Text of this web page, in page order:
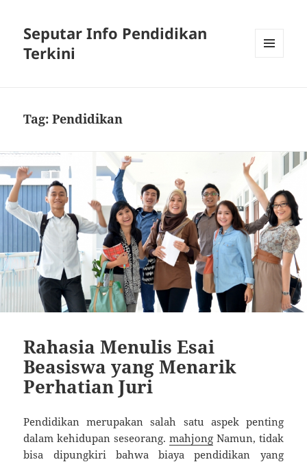
Seputar Info Pendidikan
Terkini
Tag:Pendidikan
Rahasia Menulis Esai
Beasiswa yang Menarik
Perhatian Juri
Pendidikan merupakan salah satu aspek penting
dalam kehidupan seseorang. mahjongNamun, tidak
bisa dipungkiri bahwa biaya pendidikan yang